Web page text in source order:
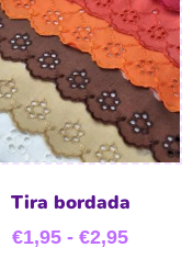
Tira bordada
€1,95 - €2,95